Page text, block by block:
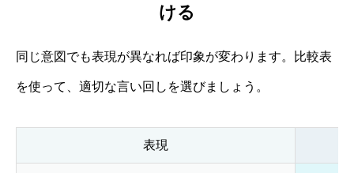
ける
同じ意図でも表現が異なれば印象が変わります。比較表
を使って、適切な言い回しを選びましょう。
表現